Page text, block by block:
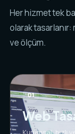
Her hizmet tek
olarak
ve ölçüm.
01
Web